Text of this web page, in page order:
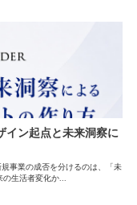
イン起点と未来洞察に
事業の成否を分けるのは、「未
生活者変化か...